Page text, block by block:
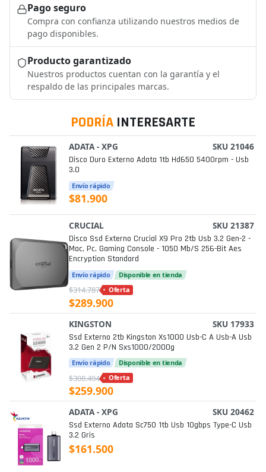
Pago seguro
Compra con confianza utilizando nuestros medios de
pago disponibles.
Producto garantizado
Nuestros productos cuentan con la garantía y el
respaldo de las principales marcas.
PODRÍA INTERESARTE
ADATA - XPG SKU 21046
Disco Duro Externo Adata 1tb Hd650 5400rpm - Usb
3.0
Envío rápido
$81.900
CRUCIAL SKU 21387
Disco Ssd Externo Crucial X9 Pro 2tb Usb 3.2 Gen-2 -
Mac, Pc, Gaming Console - 1050 Mb/s 256-Bit Aes
Encryption Standard
Envío rápido Disponible en tienda
$314.787 Oferta
$289.900
KINGSTON SKU 17933
Ssd Externo 2tb Kingston Xs1000 Usb-C A Usb-A Usb
3.2 Gen 2 P/n Sxs1000/2000g
Envío rápido Disponible en tienda
$308.404 Oferta
$259.900
ADATA - XPG SKU 20462
Ssd Externo Adata Sc750 1tb Usb 10gbps Type-C Usb
3.2 Gris
$161.500